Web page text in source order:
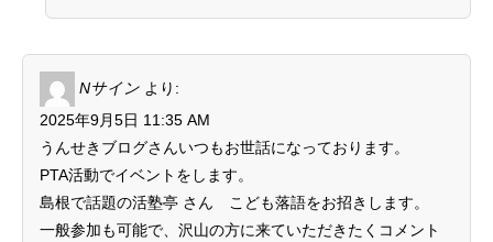
Nサイン より:
2025年9月5日 11:35 AM
うんせきブログさんいつもお世話になっております。
PTA活動でイベントをします。
島根で話題の活塾亭 さん こども落語をお招きします。
一般参加も可能で、沢山の方に来ていただきたくコメント